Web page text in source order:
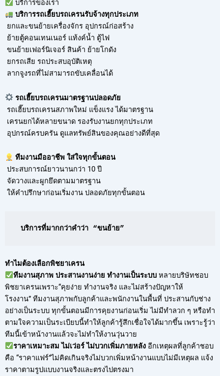
บริการของเรา
บริการรถเฮี๊ยบรถเครนรับจ้างทุกประเภท
ยกและขนย้ายเครื่องจักร อุปกรณ์ก่อสร้าง
ย้ายตู้คอนเทนเนอร์ แท้งค์น้ำ ตู้ไฟ
ขนย้ายเฟอร์นิเจอร์ สินค้า ย้ายโกดัง
ยกรถเสีย รถประสบอุบัติเหตุ
ลากจูงรถที่ไม่สามารถขับเคลื่อนได้
รถเฮี๊ยบรถเครนมาตรฐานปลอดภัย
รถเฮี๊ยบรถเครนสภาพใหม่ แข็งแรง ได้มาตรฐาน
เครนยกได้หลายขนาด รองรับงานยกทุกประเภท
อุปกรณ์ครบครัน ดูแลทรัพย์สินของคุณอย่างดีที่สุด
ทีมงานมืออาชีพ ใส่ใจทุกขั้นตอน
ประสบการณ์ยาวนานกว่า 10 ปี
จัดวางและผูกยึดตามมาตรฐาน
ให้คำปรึกษาก่อนเริ่มงาน ปลอดภัยทุกขั้นตอน
บริการที่มากกว่าคำว่า “ขนย้าย”
ทำไมต้องเลือกพิชยาเครน
ทีมงานสุภาพ ประสานงานง่าย ทำงานเป็นระบบ หลายบริษัทชอบ
พิชยาเครนเพราะ“คุยง่าย ทำงานจริง และไม่สร้างปัญหาให้
โรงงาน” ทีมงานสุภาพกับลูกค้าและพนักงานในพื้นที่ ประสานกับช่าง
อย่างเป็นระบบ ทุกขั้นตอนมีการคุยงานก่อนเริ่ม ไม่มีทำลวก ๆ หรือทำ
ตามใจความเป็นระเบียบนี้ทำให้ลูกค้ารู้สึกเชื่อใจได้มากขึ้น เพราะรู้ว่า
ทีมนี้เข้าหน้างานแล้วจะไม่ทำให้งานวุ่นวาย
ราคาเหมาะสม ไม่เว่อร์ ไม่บวกเพิ่มภายหลังอีกเหตุผลที่ลูกค้าชอบ
คือ “ราคาแฟร์”ไม่คิดเกินจริงไม่บวกเพิ่มหน้างานแบบไม่มีเหตุผล แจ้ง
ราคาตามรูปแบบงานจริงและตรงไปตรงมา